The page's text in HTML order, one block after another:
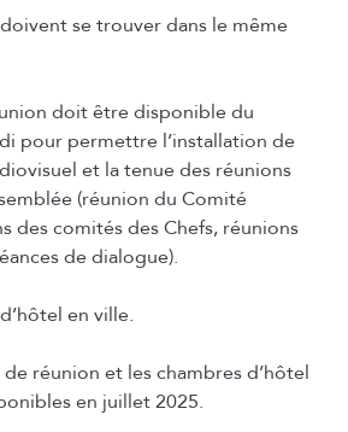
se trouver dans le même
doit être disponible du
pour permettre l’installation de
et la tenue des réunions
(réunion du Comité
des comités des Chefs, réunions
de dialogue).
en ville.
de réunion et les chambres d’hôtel
en juillet 2025.